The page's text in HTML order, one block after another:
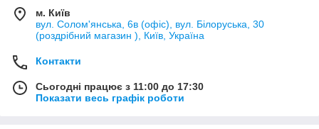
м. Київ
вул. Солом'янська, 6в (офіс), вул. Білоруська, 30
(роздрібний магазин ), Київ, Україна
Контакти
Сьогодні працює з 11:00 до 17:30
Показати весь графік роботи